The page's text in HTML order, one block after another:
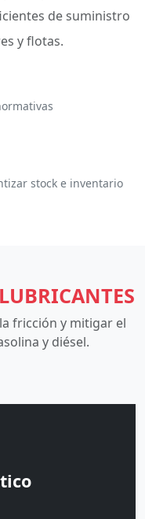
de suministro
y flotas.
stock e inventario
LUBRICANTES
fricción y mitigar el
y diésel.